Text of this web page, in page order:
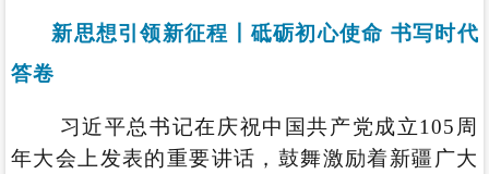
新思想引领新征程丨砥砺初心使命 书写时代
答卷
习近平总书记在庆祝中国共产党成立105周
年大会上发表的重要讲话，鼓舞激励着新疆广大